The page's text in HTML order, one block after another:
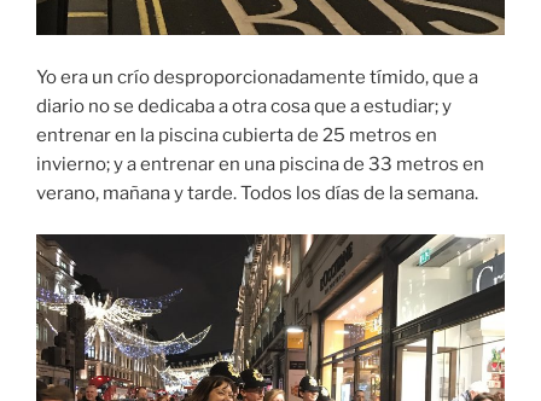
Yo era un crío desproporcionadamente tímido, que a
diario no se dedicaba a otra cosa que a estudiar; y
entrenar en la piscina cubierta de 25 metros en
invierno; y a entrenar en una piscina de 33 metros en
verano, mañana y tarde. Todos los días de la semana.